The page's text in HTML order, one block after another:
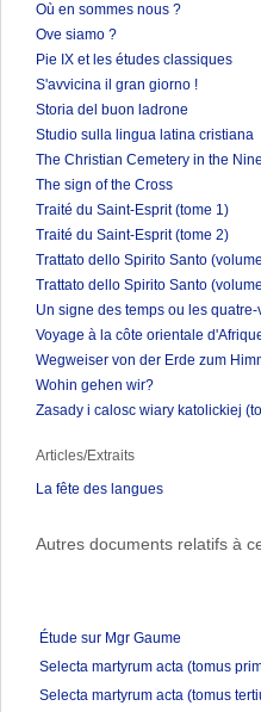
Où en sommes nous ?
Ove siamo ?
Pie IX et les études classiques
S'avvicina il gran giorno !
Storia del buon ladrone
Studio sulla lingua latina cristiana
The Christian Cemetery in the
The sign of the Cross
Traité du Saint-Esprit (tome 1)
Traité du Saint-Esprit (tome 2)
Trattato dello Spirito Santo
Trattato dello Spirito Santo
Un signe des temps ou les
Voyage à la côte orientale
Wegweiser von der Erde zum
Wohin gehen wir?
Zasady i calosc wiary katolickiej
Articles/Extraits
La fête des langues
Autres documents relatifs à
Étude sur Mgr Gaume
Selecta martyrum acta (tomus
Selecta martyrum acta (tomus